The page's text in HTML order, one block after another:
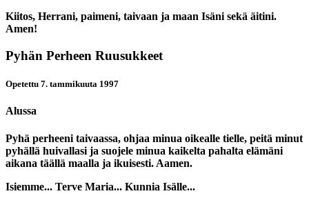
Kiitos, Herrani, paimeni, taivaan ja maan Isäni sekä äitini.
Amen!
Pyhän Perheen Ruusukkeet
Opetettu 7. tammikuuta 1997
Alussa
Pyhä perheeni taivaassa, ohjaa minua oikealle tielle, peitä minut
pyhällä huivallasi ja suojele minua kaikelta pahalta elämäni
aikana täällä maalla ja ikuisesti. Aamen.
Isiemme... Terve Maria... Kunnia Isälle...